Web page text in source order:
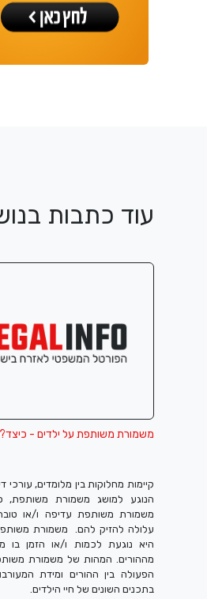
עוד כתבות
משמורת משותפת על ילדים - כיצד?
קיימות מחלוקות בין מלומדים, עורכי
הנוגע למושג משמורת
משמורת משותפת עדיפה ו/או
עלולה להזיק להם. משמורת
היא נוגעת לכמות ו/או הזמן בו
מההורים. המהות של משמורת
הפעולה בין ההורים ומידת
בתכנים השונים של חיי הילדים.